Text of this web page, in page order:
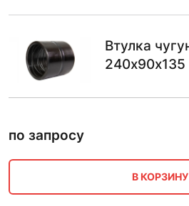
Втулка
по запросу
В КОРЗИНУ